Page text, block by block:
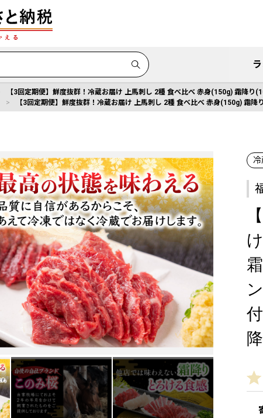
【3回定期便】鮮度抜群！冷蔵お届け 上馬刺し 2種 食べ比べ 赤身(150g) 霜降
【3回定期便】鮮度抜群！冷蔵お届け 上馬刺し 2種 食べ比べ 赤身(150g) 霜